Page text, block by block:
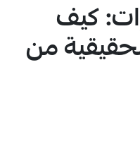
كيف
من